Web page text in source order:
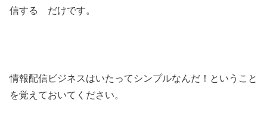
信する だけです。
情報配信ビジネスはいたってシンプルなんだ！ということ
を覚えておいてください。